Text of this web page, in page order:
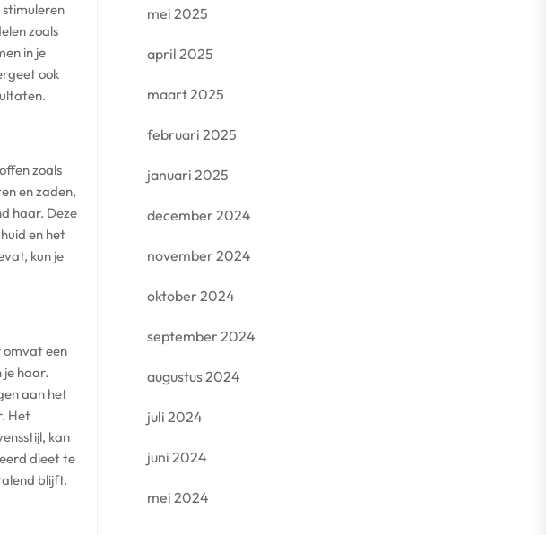
stimuleren
zoals
in je
ook
zoals
en zaden,
haar. Deze
en het
kun je
omvat een
je haar.
aan het
Het
kan
dieet te
blijft.
mei 2025
april 2025
maart 2025
februari 2025
januari 2025
december 2024
november 2024
oktober 2024
september 2024
augustus 2024
juli 2024
juni 2024
mei 2024